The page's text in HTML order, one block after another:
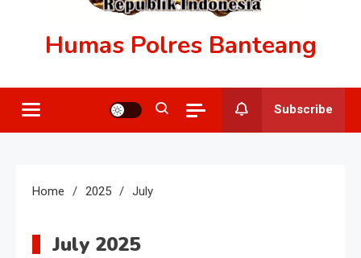
Humas Polres Banteang
Subscribe
Home 2025 July
July 2025